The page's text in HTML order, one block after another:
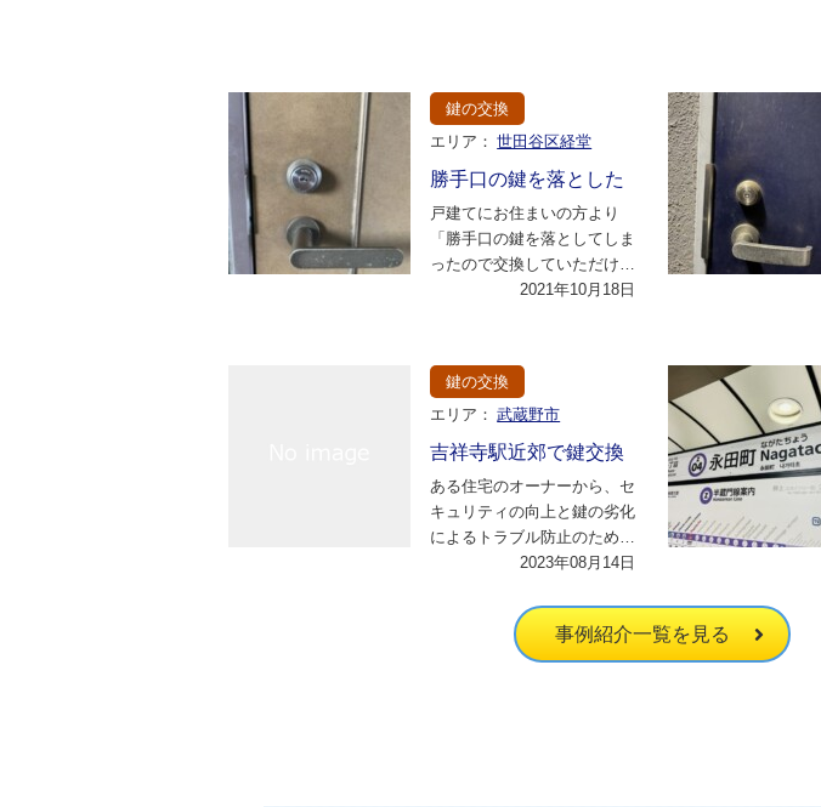
鍵の交換
エリア： 世田谷区経堂
勝手口の鍵を落とした
戸建てにお住まいの方より
「勝手口の鍵を落としてしま
ったので交換していただけま
すか。」とのご依頼です。
2021年10月18日
鍵の交換
エリア： 武蔵野市
吉祥寺駅近郊で鍵交換
ある住宅のオーナーから、セ
キュリティの向上と鍵の劣化
によるトラブル防止のため
に、鍵の交換を依頼されまし
2023年08月14日
事例紹介一覧を見る